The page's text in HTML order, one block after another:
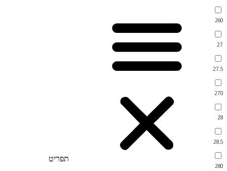
260
27
27.5
270
28
28.5
280
תפריט